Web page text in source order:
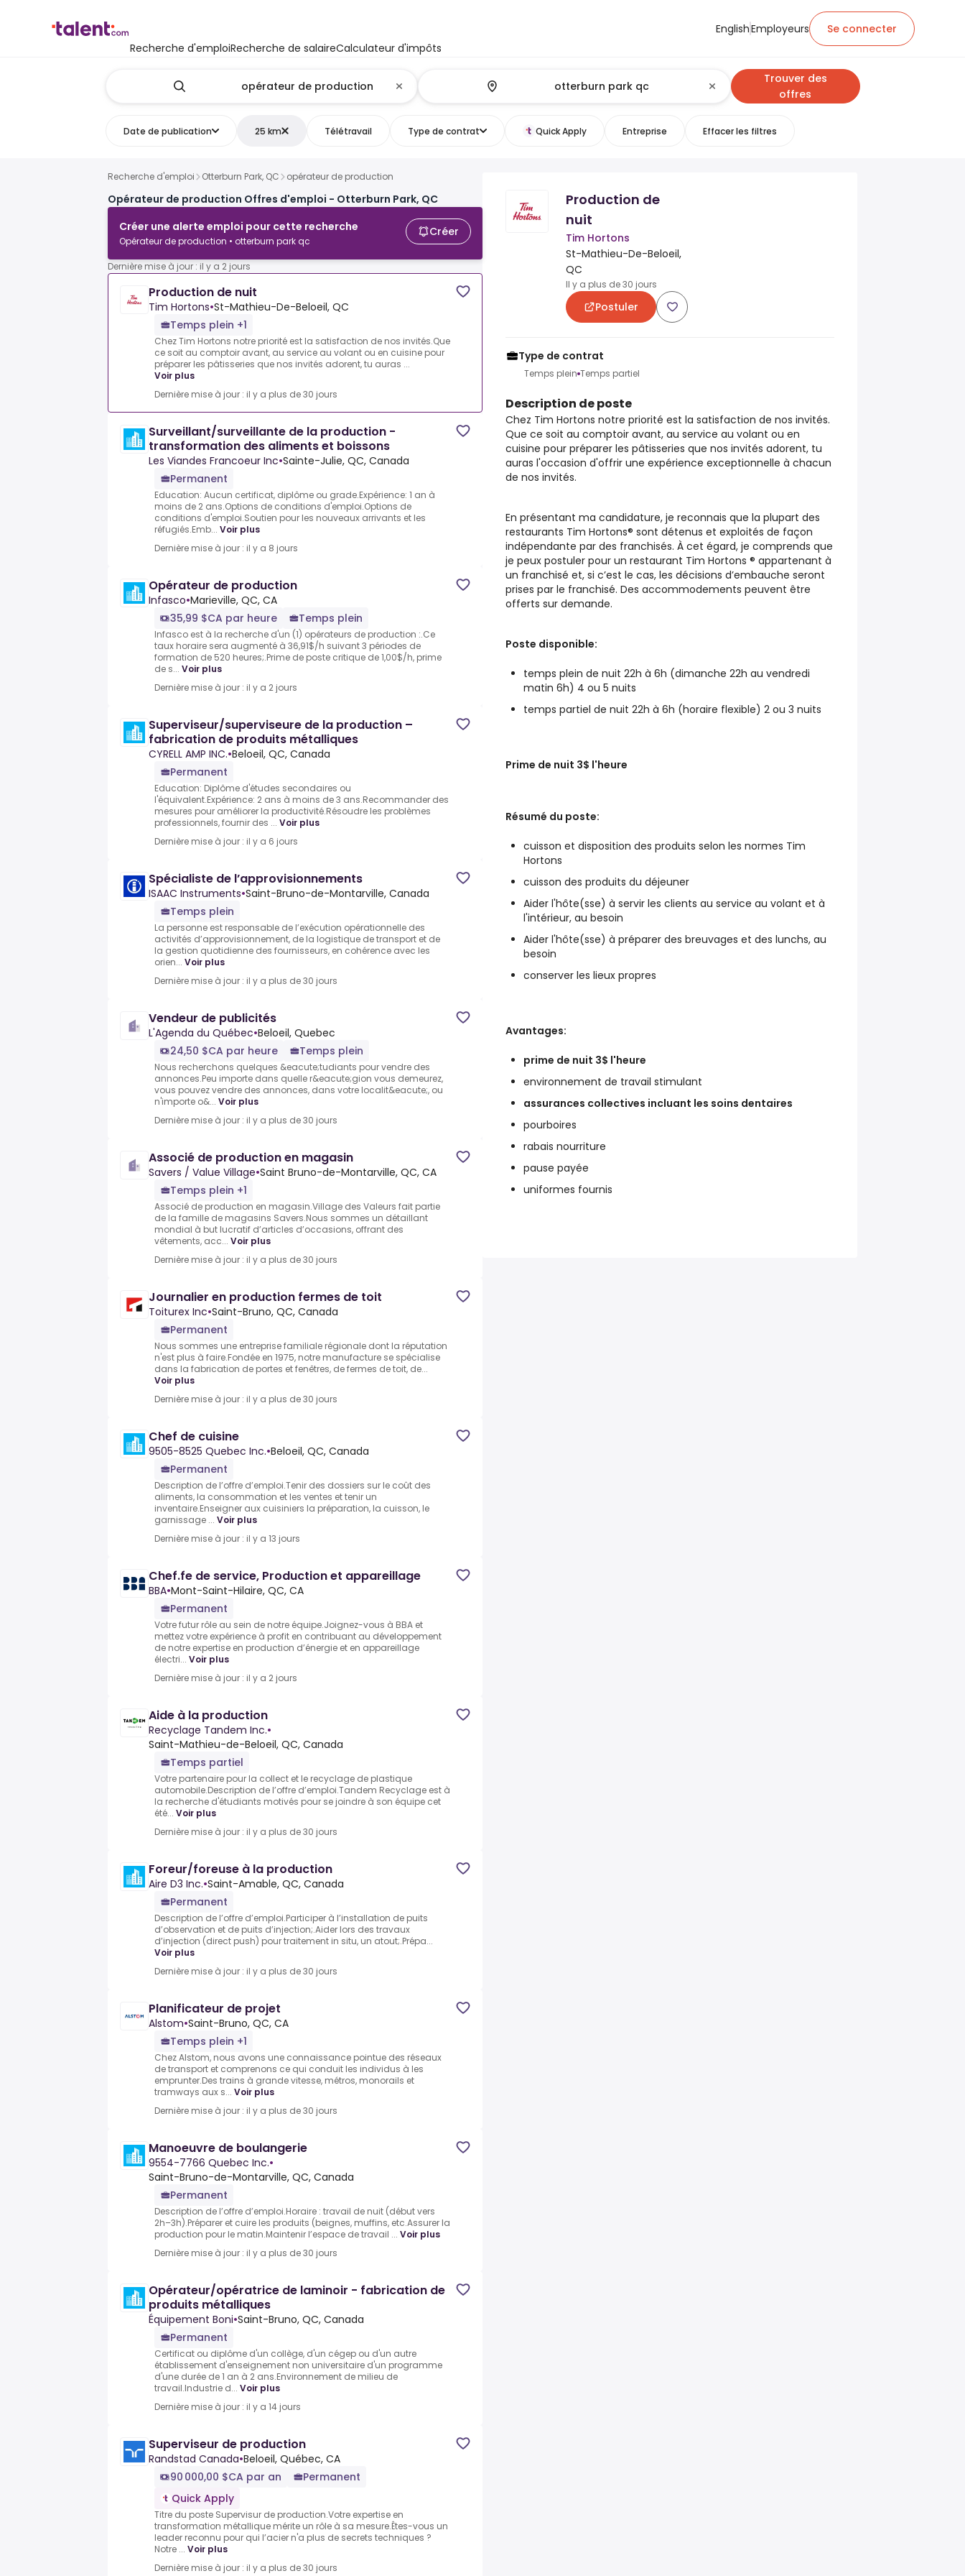
Recherche d'emploiRecherche de salaireCalculateur d'impôts
EnglishEmployeurs Se connecter
Trouver des
offres
Date de publication 25 km Télétravail Type de contrat Quick Apply Entreprise Effacer les filtres
Recherche d'emploi Otterburn Park, QC opérateur de production
Opérateur de production Offres d'emploi - Otterburn Park, QC
Créer une alerte emploi pour cette recherche
Opérateur de production • otterburn park qc
Créer
Dernière mise à jour : il y a 2 jours
Production de nuit
Tim Hortons•St-Mathieu-De-Beloeil, QC
Temps plein +1
Chez Tim Hortons notre priorité est la satisfaction de nos invités.Que
ce soit au comptoir avant, au service au volant ou en cuisine pour
préparer les pâtisseries que nos invités adorent, tu auras ...
Voir plus
Dernière mise à jour : il y a plus de 30 jours
Surveillant/surveillante de la production -
transformation des aliments et boissons
Les Viandes Francoeur Inc•Sainte-Julie, QC, Canada
Permanent
Education: Aucun certificat, diplôme ou grade.Expérience: 1 an à
moins de 2 ans.Options de conditions d'emploi.Options de
conditions d'emploi.Soutien pour les nouveaux arrivants et les
réfugiés.Emb... Voir plus
Dernière mise à jour : il y a 8 jours
Opérateur de production
Infasco•Marieville, QC, CA
35,99 $CA par heure
Temps plein
Infasco est à la recherche d'un (1) opérateurs de production :.Ce
taux horaire sera augmenté à 36,91$/h suivant 3 périodes de
formation de 520 heures;.Prime de poste critique de 1,00$/h, prime
de s... Voir plus
Dernière mise à jour : il y a 2 jours
Superviseur/superviseure de la production –
fabrication de produits métalliques
CYRELL AMP INC.•Beloeil, QC, Canada
Permanent
Education: Diplôme d'études secondaires ou
l'équivalent.Expérience: 2 ans à moins de 3 ans.Recommander des
mesures pour améliorer la productivité.Résoudre les problèmes
professionnels, fournir des ... Voir plus
Dernière mise à jour : il y a 6 jours
Spécialiste de l’approvisionnements
ISAAC Instruments•Saint-Bruno-de-Montarville, Canada
Temps plein
La personne est responsable de l’exécution opérationnelle des
activités d’approvisionnement, de la logistique de transport et de
la gestion quotidienne des fournisseurs, en cohérence avec les
orien... Voir plus
Dernière mise à jour : il y a plus de 30 jours
Vendeur de publicités
L'Agenda du Québec•Beloeil, Quebec
24,50 $CA par heure
Temps plein
Nous recherchons quelques &eacute;tudiants pour vendre des
annonces.Peu importe dans quelle r&eacute;gion vous demeurez,
vous pouvez vendre des annonces, dans votre localit&eacute;, ou
n'importe o&... Voir plus
Dernière mise à jour : il y a plus de 30 jours
Associé de production en magasin
Savers / Value Village•Saint Bruno-de-Montarville, QC, CA
Temps plein +1
Associé de production en magasin.Village des Valeurs fait partie
de la famille de magasins Savers.Nous sommes un détaillant
mondial à but lucratif d’articles d’occasions, offrant des
vêtements, acc... Voir plus
Dernière mise à jour : il y a plus de 30 jours
Journalier en production fermes de toit
Toiturex Inc•Saint-Bruno, QC, Canada
Permanent
Nous sommes une entreprise familiale régionale dont la réputation
n'est plus à faire.Fondée en 1975, notre manufacture se spécialise
dans la fabrication de portes et fenêtres, de fermes de toit, de...
Voir plus
Dernière mise à jour : il y a plus de 30 jours
Chef de cuisine
9505-8525 Quebec Inc.•Beloeil, QC, Canada
Permanent
Description de l’offre d’emploi.Tenir des dossiers sur le coût des
aliments, la consommation et les ventes et tenir un
inventaire.Enseigner aux cuisiniers la préparation, la cuisson, le
garnissage ... Voir plus
Dernière mise à jour : il y a 13 jours
Chef.fe de service, Production et appareillage
BBA•Mont-Saint-Hilaire, QC, CA
Permanent
Votre futur rôle au sein de notre équipe.Joignez-vous à BBA et
mettez votre expérience à profit en contribuant au développement
de notre expertise en production d’énergie et en appareillage
électri... Voir plus
Dernière mise à jour : il y a 2 jours
Aide à la production
Recyclage Tandem Inc.•
Saint-Mathieu-de-Beloeil, QC, Canada
Temps partiel
Votre partenaire pour la collect et le recyclage de plastique
automobile.Description de l’offre d’emploi.Tandem Recyclage est à
la recherche d'étudiants motivés pour se joindre à son équipe cet
été... Voir plus
Dernière mise à jour : il y a plus de 30 jours
Foreur/foreuse à la production
Aire D3 Inc.•Saint-Amable, QC, Canada
Permanent
Description de l’offre d’emploi.Participer à l’installation de puits
d’observation et de puits d’injection;.Aider lors des travaux
d’injection (direct push) pour traitement in situ, un atout;.Prépa...
Voir plus
Dernière mise à jour : il y a plus de 30 jours
Planificateur de projet
Alstom•Saint-Bruno, QC, CA
Temps plein +1
Chez Alstom, nous avons une connaissance pointue des réseaux
de transport et comprenons ce qui conduit les individus à les
emprunter.Des trains à grande vitesse, métros, monorails et
tramways aux s... Voir plus
Dernière mise à jour : il y a plus de 30 jours
Manoeuvre de boulangerie
9554-7766 Quebec Inc.•
Saint-Bruno-de-Montarville, QC, Canada
Permanent
Description de l’offre d’emploi.Horaire : travail de nuit (début vers
2h–3h).Préparer et cuire les produits (beignes, muffins, etc.Assurer la
production pour le matin.Maintenir l’espace de travail ... Voir plus
Dernière mise à jour : il y a plus de 30 jours
Opérateur/opératrice de laminoir - fabrication de
produits métalliques
Équipement Boni•Saint-Bruno, QC, Canada
Permanent
Certificat ou diplôme d'un collège, d'un cégep ou d'un autre
établissement d'enseignement non universitaire d'un programme
d'une durée de 1 an à 2 ans.Environnement de milieu de
travail.Industrie d... Voir plus
Dernière mise à jour : il y a 14 jours
Superviseur de production
Randstad Canada•Beloeil, Québec, CA
90 000,00 $CA par an
Permanent
Quick Apply
Titre du poste Supervisur de production.Votre expertise en
transformation métallique mérite un rôle à sa mesure.Êtes-vous un
leader reconnu pour qui l’acier n'a plus de secrets techniques ?
Notre ... Voir plus
Dernière mise à jour : il y a plus de 30 jours
Production de
nuit
Tim Hortons
St-Mathieu-De-Beloeil,
QC
Il y a plus de 30 jours
Postuler
Type de contrat
Temps plein Temps partiel
Description de poste
Chez Tim Hortons notre priorité est la satisfaction de nos invités.
Que ce soit au comptoir avant, au service au volant ou en
cuisine pour préparer les pâtisseries que nos invités adorent, tu
auras l'occasion d'offrir une expérience exceptionnelle à chacun
de nos invités.
En présentant ma candidature, je reconnais que la plupart des
restaurants Tim Hortons® sont détenus et exploités de façon
indépendante par des franchisés. À cet égard, je comprends que
je peux postuler pour un restaurant Tim Hortons ® appartenant à
un franchisé et, si c’est le cas, les décisions d’embauche seront
prises par le franchisé. Des accommodements peuvent être
offerts sur demande.
Poste disponible:
temps plein de nuit 22h à 6h (dimanche 22h au vendredi
matin 6h) 4 ou 5 nuits
temps partiel de nuit 22h à 6h (horaire flexible) 2 ou 3 nuits
Prime de nuit 3$ l'heure
Résumé du poste:
cuisson et disposition des produits selon les normes Tim
Hortons
cuisson des produits du déjeuner
Aider l'hôte(sse) à servir les clients au service au volant et à
l'intérieur, au besoin
Aider l'hôte(sse) à préparer des breuvages et des lunchs, au
besoin
conserver les lieux propres
Avantages:
prime de nuit 3$ l'heure
environnement de travail stimulant
assurances collectives incluant les soins dentaires
pourboires
rabais nourriture
pause payée
uniformes fournis